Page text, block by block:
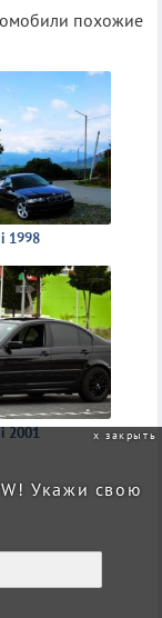
похожие
1998
2001 закрыть
Укажи свою